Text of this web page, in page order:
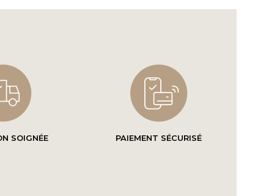
SOIGNÉE PAIEMENT SÉCURISÉ